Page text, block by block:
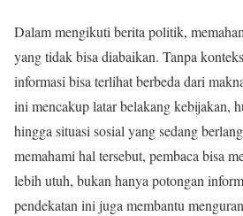
Dalam mengikuti berita politik,
yang tidak bisa diabaikan. Tanpa
informasi bisa terlihat berbeda dari
ini mencakup latar belakang kebijakan,
hingga situasi sosial yang sedang
memahami hal tersebut, pembaca bisa
lebih utuh, bukan hanya potongan
pendekatan ini juga membantu